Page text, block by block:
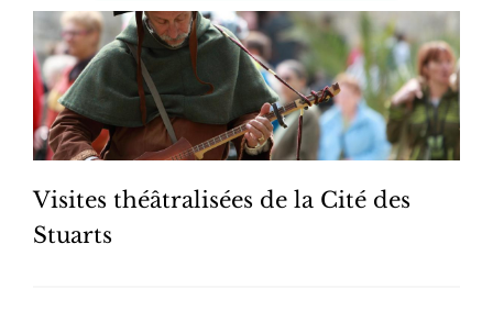
Visites théâtralisées de la Cité des
Stuarts